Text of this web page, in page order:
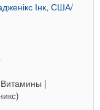
Інк, США/
|